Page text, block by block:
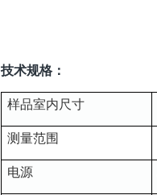
技术规格：
样品室内尺寸
测量范围
电源